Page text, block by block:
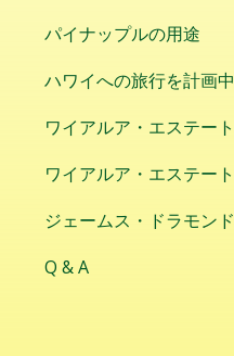
パイナップルの用途
ハワイへの旅行を計画
ワイアルア・エステー
ワイアルア・エステー
ジェームス・ドラモン
Q & A